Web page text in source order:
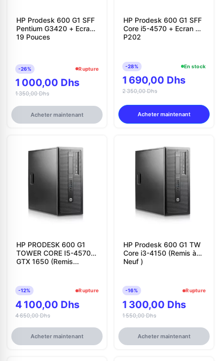
HP Prodesk 600 G1 SFF
Pentium G3420 + Ecran
19 Pouces
-26% Rupture
1 000,00 Dhs
1 350,00 Dhs
Acheter maintenant
HP Prodesk 600 G1 SFF
Core i5-4570 + Ecran HP
P202
-28% En stock
1 690,00 Dhs
2 350,00 Dhs
Acheter maintenant
HP PRODESK 600 G1
TOWER CORE I5-4570
GTX 1650 (Remis...
-12% Rupture
4 100,00 Dhs
4 650,00 Dhs
Acheter maintenant
HP Prodesk 600 G1 TW
Core i3-4150 (Remis à
Neuf )
-16% Rupture
1 300,00 Dhs
1 550,00 Dhs
Acheter maintenant